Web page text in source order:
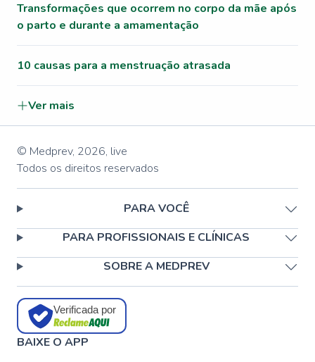
Transformações que ocorrem no corpo da mãe após
o parto e durante a amamentação
10 causas para a menstruação atrasada
Ver mais
© Medprev, 2026, live
Todos os direitos reservados
PARA VOCÊ
PARA PROFISSIONAIS E CLÍNICAS
SOBRE A MEDPREV
Verificada por
BAIXE O APP